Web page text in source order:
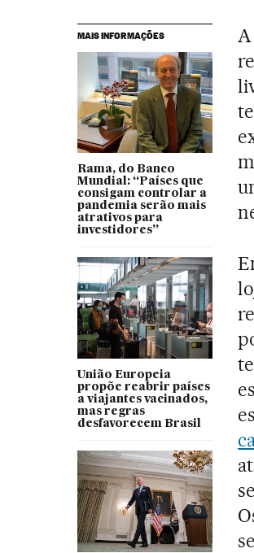
MAIS INFORMAÇÕES
Rama, do Banco
Mundial: “Países que
consigam controlar a
pandemia serão mais
atrativos para
investidores”
União Europeia
propõe reabrir países
a viajantes vacinados,
mas regras
desfavorecem Brasil